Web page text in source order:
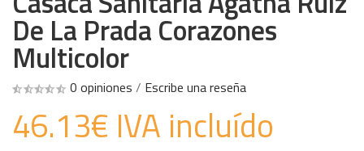
De La Prada Corazones
Multicolor
0 opiniones / Escribe una reseña
46.13€ IVA incluído